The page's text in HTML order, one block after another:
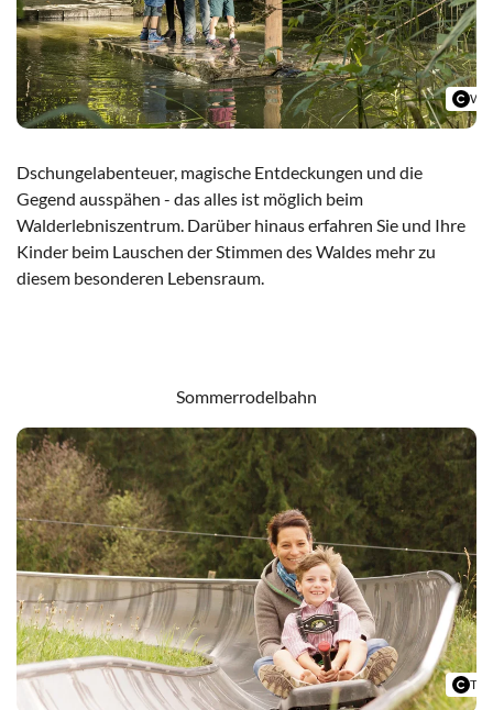
Dschungelabenteuer, magische Entdeckungen und die
Gegend ausspähen - das alles ist möglich beim
Walderlebniszentrum. Darüber hinaus erfahren Sie und Ihre
Kinder beim Lauschen der Stimmen des Waldes mehr zu
diesem besonderen Lebensraum.
Sommerrodelbahn